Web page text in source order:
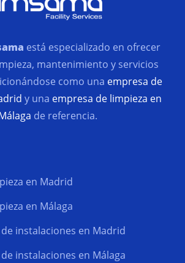
está especializado en ofrecer
mantenimiento y servicios
como una empresa de
y una empresa de limpieza en
de referencia.
en Madrid
en Málaga
instalaciones en Madrid
instalaciones en Málaga